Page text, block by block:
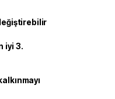
iyi 3.